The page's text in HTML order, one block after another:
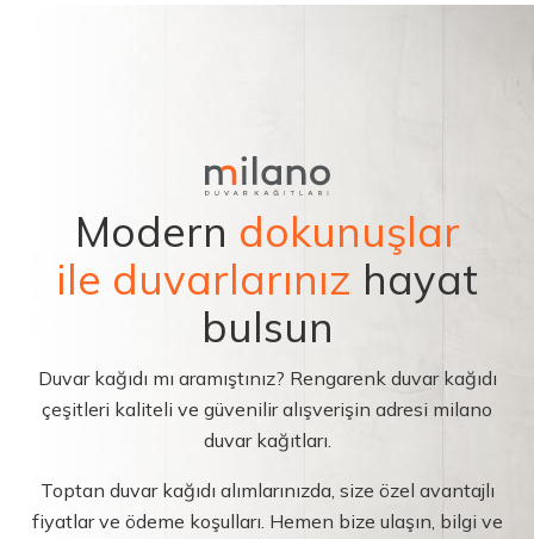
Modern dokunuşlar
ile duvarlarınız hayat
bulsun
Duvar kağıdı mı aramıştınız? Rengarenk duvar kağıdı
çeşitleri kaliteli ve güvenilir alışverişin adresi milano
duvar kağıtları.
Toptan duvar kağıdı alımlarınızda, size özel avantajlı
fiyatlar ve ödeme koşulları. Hemen bize ulaşın, bilgi ve